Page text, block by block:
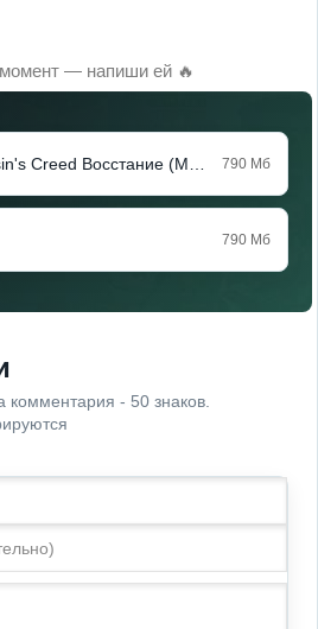
— напиши ей 🔥
790 Мб
790 Мб
- 50 знаков.